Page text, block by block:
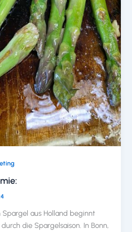
aus Holland beginnt
die Spargelsaison. In Bonn,